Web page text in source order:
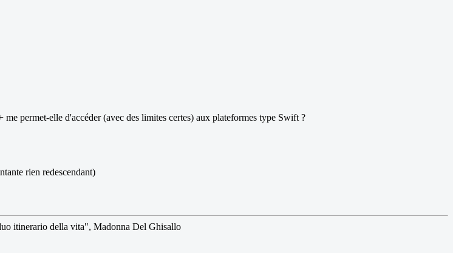
permet-elle d'accéder (avec des limites certes) aux plateformes type Swift ?
rien redescendant)
itinerario della vita", Madonna Del Ghisallo